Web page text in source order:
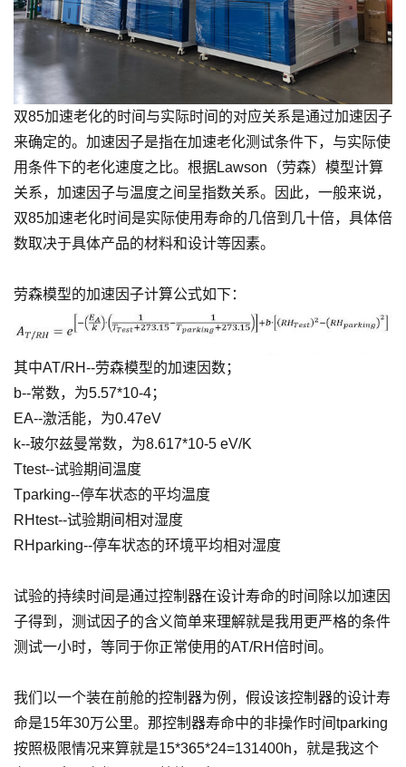
双85加速老化的时间与实际时间的对应关系是通过加速因子
来确定的。加速因子是指在加速老化测试条件下，与实际使
用条件下的老化速度之比。根据Lawson（劳森）模型计算
关系，加速因子与温度之间呈指数关系。因此，一般来说，
双85加速老化时间是实际使用寿命的几倍到几十倍，具体倍
数取决于具体产品的材料和设计等因素。
劳森模型的加速因子计算公式如下：
其中AT/RH--劳森模型的加速因数；
b--常数，为5.57*10-4；
EA--激活能，为0.47eV
k--玻尔兹曼常数，为8.617*10-5 eV/K
Ttest--试验期间温度
Tparking--停车状态的平均温度
RHtest--试验期间相对湿度
RHparking--停车状态的环境平均相对湿度
试验的持续时间是通过控制器在设计寿命的时间除以加速因
子得到，测试因子的含义简单来理解就是我用更严格的条件
测试一小时，等同于你正常使用的AT/RH倍时间。
我们以一个装在前舱的控制器为例，假设该控制器的设计寿
命是15年30万公里。那控制器寿命中的非操作时间tparking
按照极限情况来算就是15*365*24=131400h，就是我这个